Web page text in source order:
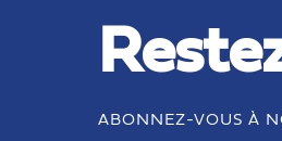
ABONNEZ-VOUS À